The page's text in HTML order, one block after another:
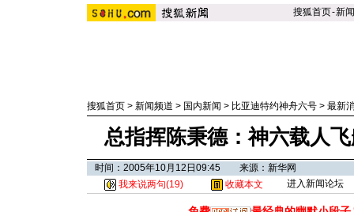
搜狐首页-新闻
搜狐首页 > 新闻频道 > 国内新闻 > 比亚迪特约神舟六号 > 最新
总指挥陈秉德：神六载人
时间：2005年10月12日09:45 来源：新华网
我来说两句(19) 收藏本文 进入新闻论坛